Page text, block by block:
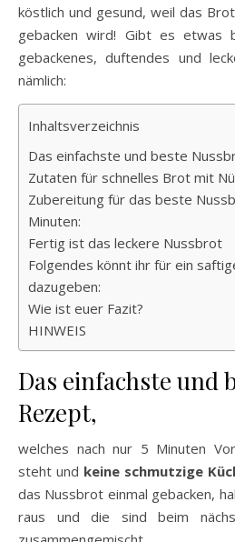
köstlich und gesund, weil das
gebacken wird! Gibt es etwas
gebackenes, duftendes und
nämlich:
Inhaltsverzeichnis
Das einfachste und beste
Zutaten für schnelles Brot mit
Zubereitung für das beste
Minuten:
Fertig ist das leckere Nussbrot
Folgendes könnt ihr für ein
dazugeben:
Wie ist euer Fazit?
HINWEIS
Das einfachste und
Rezept,
welches nach nur 5 Minuten
steht und keine schmutzige
das Nussbrot einmal gebacken,
raus und die sind beim